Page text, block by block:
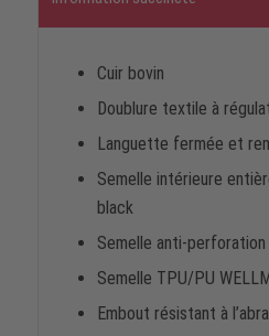
Cuir bovin
Doublure textile à
Languette fermée et
Semelle intérieure
black
Semelle anti-perforation
Semelle TPU/PU
Embout résistant à